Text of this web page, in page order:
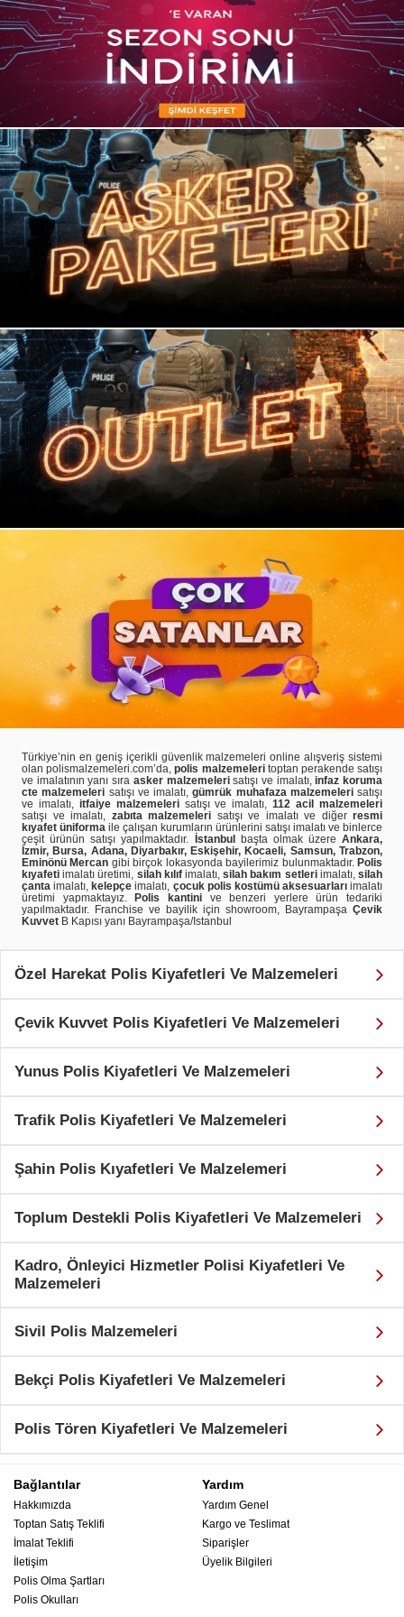
Türkiye’nin en geniş içerikli güvenlik malzemeleri online alışveriş sistemi
olan polismalzemeleri.com’da,polis malzemeleritoptan perakende satışı
ve imalatının yanı sıra asker malzemelerisatışı ve imalatı,infaz koruma
cte malzemeleri satışı ve imalatı,gümrük muhafaza malzemelerisatışı
ve imalatı, itfaiye malzemelerisatışı ve imalatı,112 acil malzemeleri
satışı ve imalatı, zabıta malzemeleri satışı ve imalatı ve diğer resmi
kıyafet üniforma ile çalışan kurumların ürünlerini satışı imalatı ve binlerce
çeşit ürünün satışı yapılmaktadır.
İstanbul başta olmak üzere Ankara,
İzmir, Bursa, Adana, Diyarbakır, Eskişehir, Kocaeli, Samsun, Trabzon,
Eminönü Mercan gibi birçok lokasyonda bayilerimiz bulunmaktadır. Polis
kıyafeti imalatı üretimi, silah kılıfimalatı,silah bakım setleriimalatı,silah
çanta imalatı, kelepçe imalatı, çocuk polis kostümü aksesuarlarıimalatı
üretimi yapmaktayız.
Polis kantinive benzeri yerlere ürün tedariki
yapılmaktadır. Franchise ve bayilik için showroom, Bayrampaşa Çevik
Kuvvet B Kapısı yanı Bayrampaşa/Istanbul
Özel Harekat Polis Kiyafetleri Ve Malzemeleri
Çevik Kuvvet Polis Kiyafetleri Ve Malzemeleri
Yunus Polis Kiyafetleri Ve Malzemeleri
Trafik Polis Kiyafetleri Ve Malzemeleri
Şahin Polis Kıyafetleri Ve Malzelemeri
Toplum Destekli Polis Kiyafetleri Ve Malzemeleri
Kadro, Önleyici Hizmetler Polisi Kiyafetleri Ve
Malzemeleri
Sivil Polis Malzemeleri
Bekçi Polis Kiyafetleri Ve Malzemeleri
Polis Tören Kiyafetleri Ve Malzemeleri
Bağlantılar
Hakkımızda
Toptan Satış Teklifi
İmalat Teklifi
İletişim
Polis Olma Şartları
Polis Okulları
Yardım
Yardım Genel
Kargo ve Teslimat
Siparişler
Üyelik Bilgileri